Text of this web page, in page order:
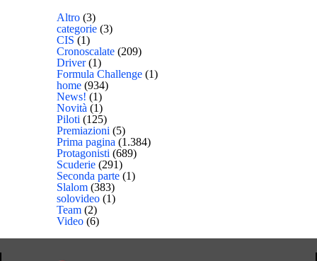
Altro (3)
categorie (3)
CIS (1)
Cronoscalate (209)
Driver(1)
Formula Challenge (1)
home (934)
News! (1)
Novità (1)
Piloti (125)
Premiazioni (5)
Prima pagina (1.384)
Protagonisti (689)
Scuderie (291)
Seconda parte (1)
Slalom (383)
solovideo (1)
Team (2)
Video (6)